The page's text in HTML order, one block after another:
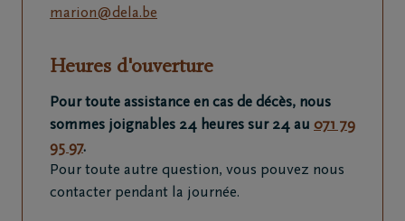
marion@dela.be
Heures d'ouverture
Pour toute assistance en cas de décès, nous
sommes joignables 24 heures sur 24 au 071 79
95 97.
Pour toute autre question, vous pouvez nous
contacter pendant la journée.